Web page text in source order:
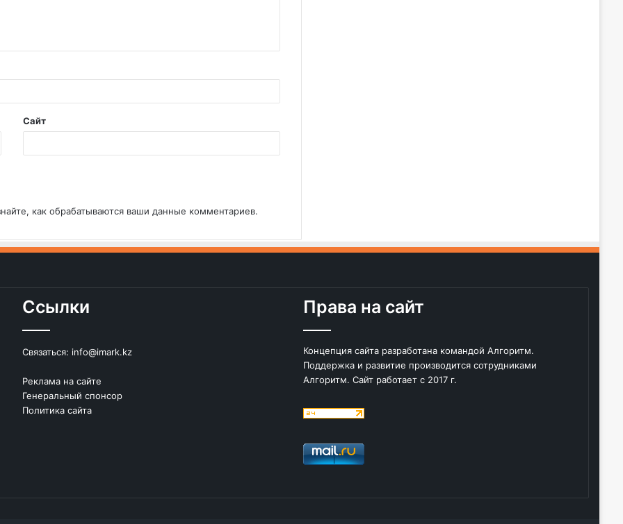
Сайт
как обрабатываются ваши данные комментариев.
Ссылки
Связаться: info@imark.kz
Реклама на сайте
Генеральный спонсор
Политика сайта
Права на сайт
Концепция сайта разработана командой Алгоритм.
Поддержка и развитие производится сотрудниками
Алгоритм. Сайт работает с 2017 г.